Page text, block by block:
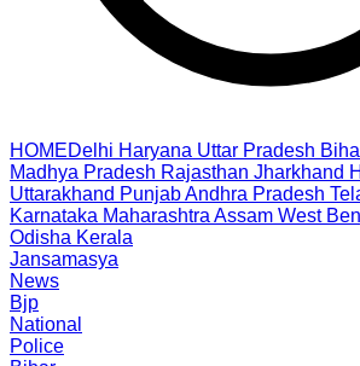
HOMEDelhi Haryana Uttar Pradesh
Madhya Pradesh Rajasthan Jharkhand
Uttarakhand PunjabAndhra Pradesh
Karnataka Maharashtra Assam West
Odisha Kerala
Jansamasya
News
Bjp
National
Police